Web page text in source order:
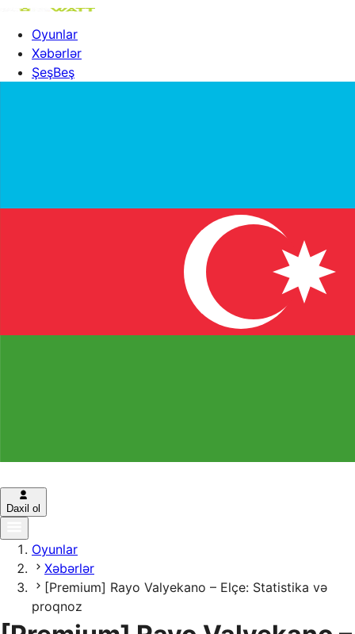
Oyunlar
Xəbərlər
ŞeşBeş
Daxil ol
Oyunlar
Xəbərlər
[Premium] Rayo Valyekano – Elçe: Statistika və
proqnoz